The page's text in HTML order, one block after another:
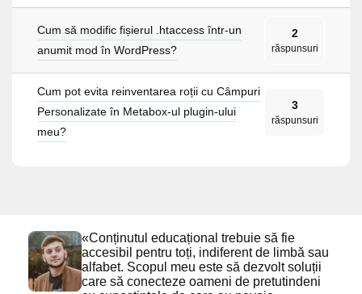
Cum să modific fișierul .htaccess într-un
anumit mod în WordPress?
2
răspunsuri
Cum pot evita reinventarea roții cu Câmpuri
Personalizate în Metabox-ul plugin-ului
meu?
3
răspunsuri
«Conținutul educațional trebuie să fie
accesibil pentru toți, indiferent de limbă sau
alfabet. Scopul meu este să dezvolt soluții
care să conecteze oameni de pretutindeni